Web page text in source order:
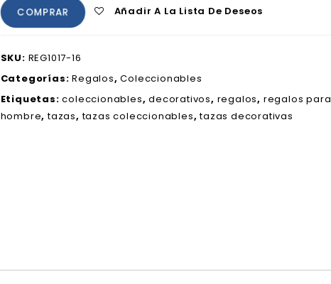
COMPRAR Añadir A La Lista De Deseos
SKU: REG1017-16
Categorías:Regalos,Coleccionables
Etiquetas:coleccionables,decorativos, regalos, regalos para
hombre,tazas,tazas coleccionables,tazas decorativas